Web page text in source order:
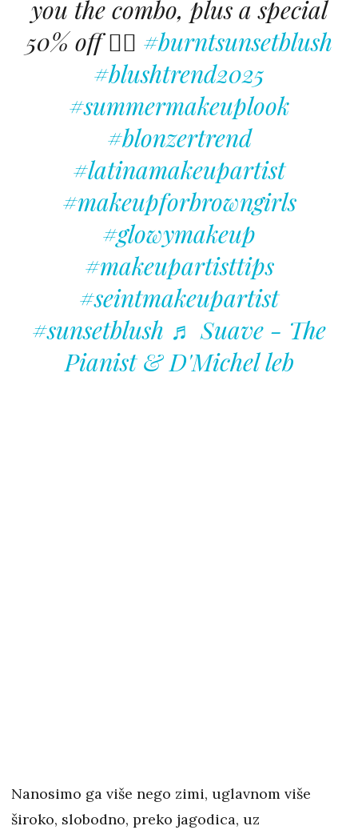
you the combo, plus a special
50% off 👇🏽 #burntsunsetblush
#blushtrend2025
#summermakeuplook
#blonzertrend
#latinamakeupartist
#makeupforbrowngirls
#glowymakeup
#makeupartisttips
#seintmakeupartist
#sunsetblush ♬ Suave - The
Pianist & D'Michel leb
Nanosimo ga više nego zimi, uglavnom više
široko, slobodno, preko jagodica, uz